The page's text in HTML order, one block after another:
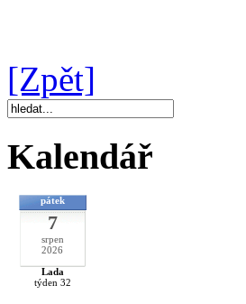
[Zpět]
Kalendář
pátek
7
srpen
2026
Lada
týden 32